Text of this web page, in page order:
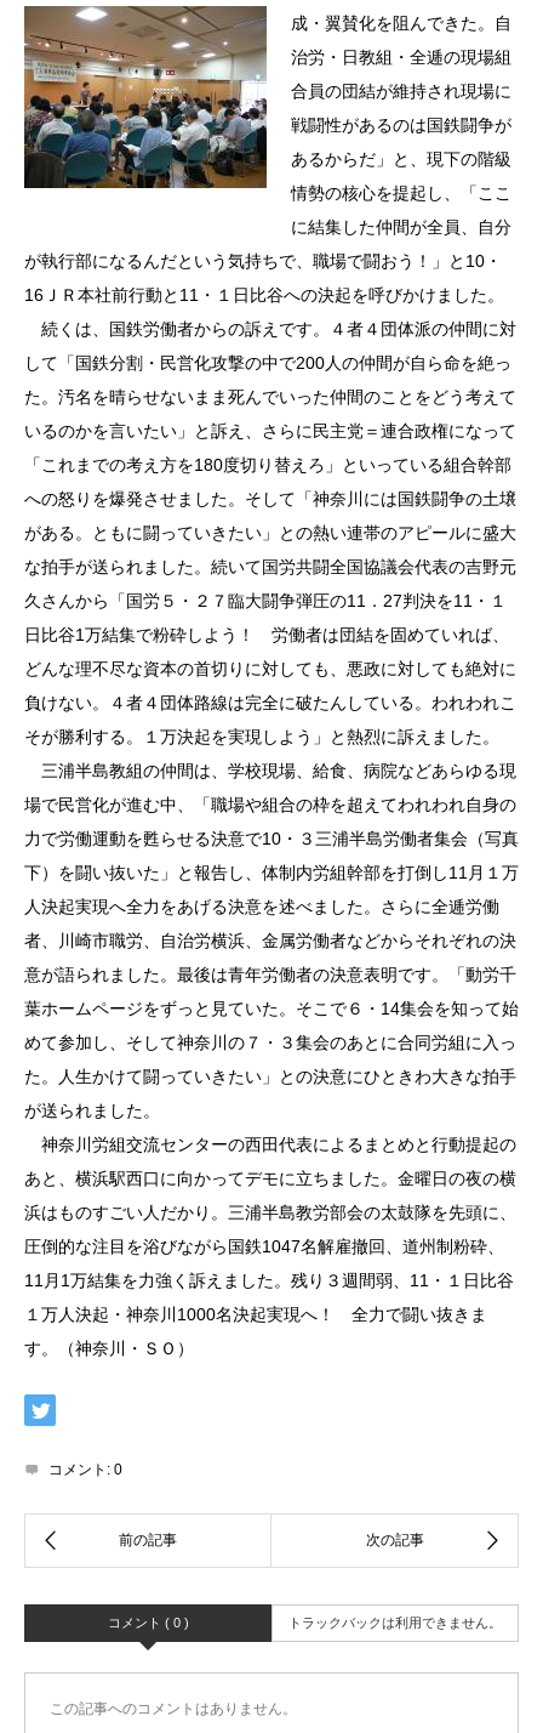
成・翼賛化を阻んできた。自
治労・日教組・全逓の現場組
合員の団結が維持され現場に
戦闘性があるのは国鉄闘争が
あるからだ」と、現下の階級
情勢の核心を提起し、「ここ
に結集した仲間が全員、自分
が執行部になるんだという気持ちで、職場で闘おう！」と10・
16ＪＲ本社前行動と11・１日比谷への決起を呼びかけました。
続くは、国鉄労働者からの訴えです。４者４団体派の仲間に対
して「国鉄分割・民営化攻撃の中で200人の仲間が自ら命を絶っ
た。汚名を晴らせないまま死んでいった仲間のことをどう考えて
いるのかを言いたい」と訴え、さらに民主党＝連合政権になって
「これまでの考え方を180度切り替えろ」といっている組合幹部
への怒りを爆発させました。そして「神奈川には国鉄闘争の土壌
がある。ともに闘っていきたい」との熱い連帯のアピールに盛大
な拍手が送られました。続いて国労共闘全国協議会代表の吉野元
久さんから「国労５・２７臨大闘争弾圧の11．27判決を11・１
日比谷1万結集で粉砕しよう！ 労働者は団結を固めていれば、
どんな理不尽な資本の首切りに対しても、悪政に対しても絶対に
負けない。４者４団体路線は完全に破たんしている。われわれこ
そが勝利する。１万決起を実現しよう」と熱烈に訴えました。
三浦半島教組の仲間は、学校現場、給食、病院などあらゆる現
場で民営化が進む中、「職場や組合の枠を超えてわれわれ自身の
力で労働運動を甦らせる決意で10・３三浦半島労働者集会（写真
下）を闘い抜いた」と報告し、体制内労組幹部を打倒し11月１万
人決起実現へ全力をあげる決意を述べました。さらに全逓労働
者、川崎市職労、自治労横浜、金属労働者などからそれぞれの決
意が語られました。最後は青年労働者の決意表明です。「動労千
葉ホームページをずっと見ていた。そこで６・14集会を知って始
めて参加し、そして神奈川の７・３集会のあとに合同労組に入っ
た。人生かけて闘っていきたい」との決意にひときわ大きな拍手
が送られました。
神奈川労組交流センターの西田代表によるまとめと行動提起の
あと、横浜駅西口に向かってデモに立ちました。金曜日の夜の横
浜はものすごい人だかり。三浦半島教労部会の太鼓隊を先頭に、
圧倒的な注目を浴びながら国鉄1047名解雇撤回、道州制粉砕、
11月1万結集を力強く訴えました。残り３週間弱、11・１日比谷
１万人決起・神奈川1000名決起実現へ！ 全力で闘い抜きま
す。（神奈川・ＳＯ）
コメント: 0
コメント ( 0 ) トラックバックは利用できません。
この記事へのコメントはありません。